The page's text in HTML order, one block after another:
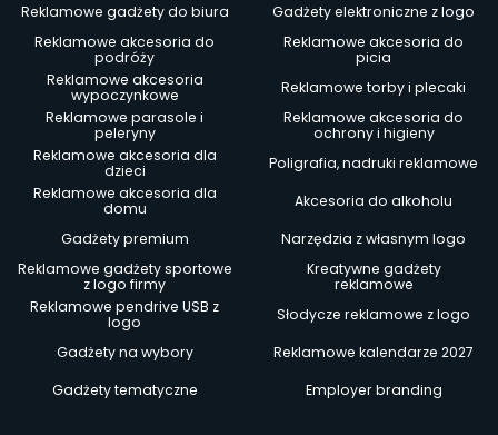
Reklamowe gadżety do biura
Gadżety elektroniczne z logo
Reklamowe akcesoria do
podróży
Reklamowe akcesoria do
picia
Reklamowe akcesoria
wypoczynkowe
Reklamowe torby i plecaki
Reklamowe parasole i
peleryny
Reklamowe akcesoria do
ochrony i higieny
Reklamowe akcesoria dla
dzieci
Poligrafia, nadruki reklamowe
Reklamowe akcesoria dla
domu
Akcesoria do alkoholu
Gadżety premium
Narzędzia z własnym logo
Reklamowe gadżety sportowe
z logo firmy
Kreatywne gadżety
reklamowe
Reklamowe pendrive USB z
logo
Słodycze reklamowe z logo
Gadżety na wybory
Reklamowe kalendarze 2027
Gadżety tematyczne
Employer branding